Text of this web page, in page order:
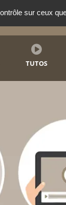
TUTOS
simple
sur ceux